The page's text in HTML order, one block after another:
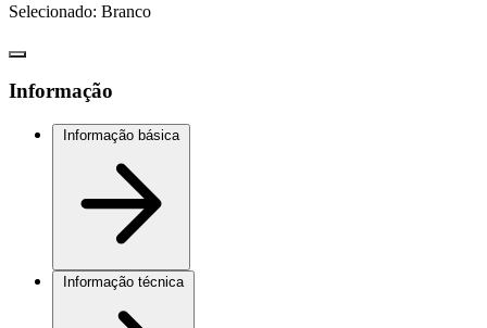
Selecionado: Branco
Informação